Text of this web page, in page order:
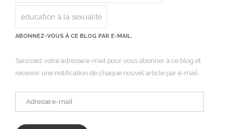
éducation à la sexualité
ABONNEZ-VOUS À CE BLOG PAR E-MAIL.
Saisissez votre adresse e-mail pour vous abonner à ce blog et
recevoir une notification de chaque nouvel article par e-mail.